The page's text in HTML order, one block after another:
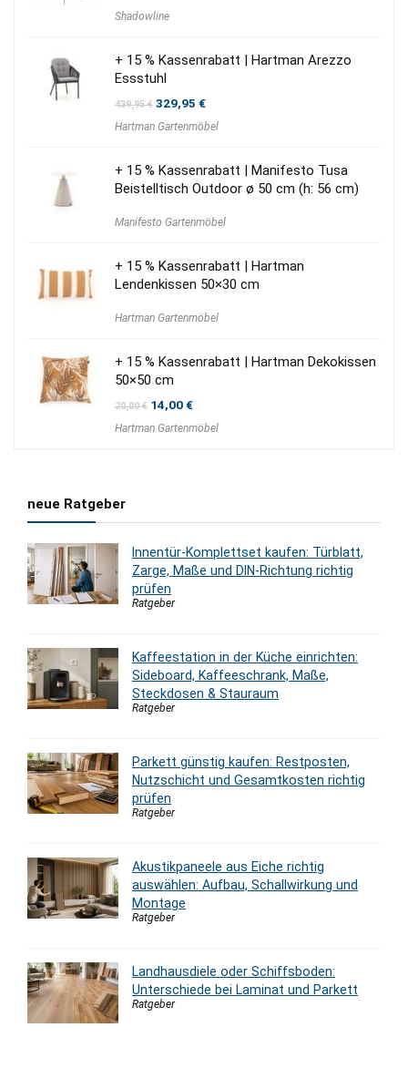
Shadowline
+ 15 % Kassenrabatt | Hartman Arezzo
Essstuhl
439,95€ Ursprünglicher
war:
329,95 €Aktueller
ist:
Hartman Gartenmöbel
+ 15 % Kassenrabatt | Manifesto Tusa
Beistelltisch Outdoor ø 50 cm (h: 56 cm)
Manifesto Gartenmöbel
+ 15 % Kassenrabatt | Hartman
Lendenkissen 50×30 cm
Hartman Gartenmöbel
+ 15 % Kassenrabatt | Hartman Dekokissen
50×50 cm
20,00€ Ursprünglicher
war:
14,00€Aktueller
ist:
Hartman Gartenmöbel
neue Ratgeber
Innentür-Komplettset kaufen: Türblatt,
Zarge, Maße und DIN-Richtung richtig
prüfen
Ratgeber
Kaffeestation in der Küche einrichten:
Sideboard, Kaffeeschrank, Maße,
Steckdosen & Stauraum
Ratgeber
Parkett günstig kaufen: Restposten,
Nutzschicht und Gesamtkosten richtig
prüfen
Ratgeber
Akustikpaneele aus Eiche richtig
auswählen: Aufbau, Schallwirkung und
Montage
Ratgeber
Landhausdiele oder Schiffsboden:
Unterschiede bei Laminat und Parkett
Ratgeber